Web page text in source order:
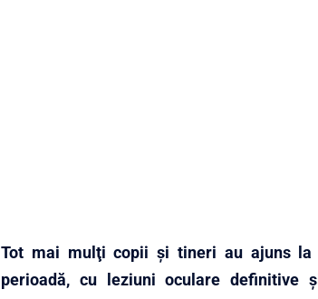
Tot mai mulţi copii şi tineri au ajuns la
perioadă, cu leziuni oculare definitive